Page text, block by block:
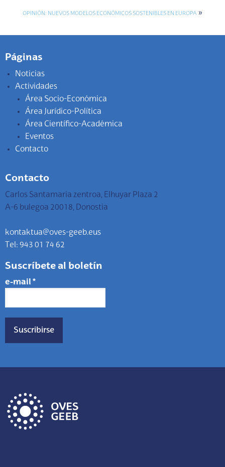
OPINIÓN: NUEVOS MODELOS ECONÓMICOS SOSTENIBLES EN EUROPA »
Páginas
Noticias
Actividades
Área Socio-Económica
Área Jurídico-Política
Área Científico-Académica
Eventos
Contacto
Contacto
Carlos Santamaria zentroa, Elhuyar Plaza 2
A-6 bulegoa 20018, Donostia
kontaktua@oves-geeb.eus
Tel: 943 01 74 62
Suscríbete al boletín
e-mail *